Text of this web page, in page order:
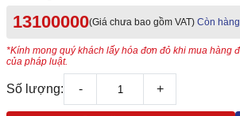
13100000(Giá chưa bao gồm VAT) Còn hàng
*Kính mong quý khách lấy hóa đơn đỏ khi mua hàng
của pháp luật.
Số lượng: - +